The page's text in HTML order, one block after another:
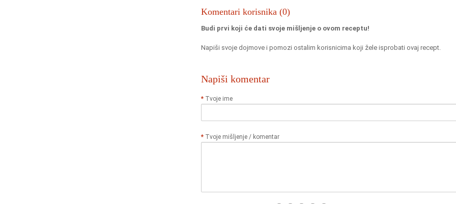
Komentari korisnika (0)
Budi prvi koji će dati svoje mišljenje o ovom receptu!
Napiši svoje dojmove i pomozi ostalim korisnicima koji žele isprobati ovaj recept.
Napiši komentar
Tvoje ime
Tvoje mišljenje / komentar